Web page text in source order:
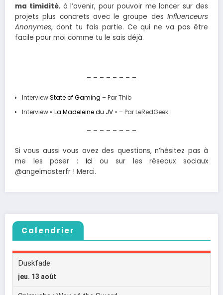
ma timidité, à l’avenir, pour pouvoir me lancer sur des
projets plus concrets avec le groupe des Influenceurs
Anonymes, dont tu fais partie. Ce qui ne va pas être
facile pour moi comme tu le sais déjà.
– – – – – – – –
InterviewState of Gaming – Par Thib
Interview « La Madeleine du JV» – Par LeRedGeek
– – – – – – – –
Si vous aussi vous avez des questions, n’hésitez pas à
me les poser : Ici ou sur les réseaux sociaux
@angelmasterfr ! Merci.
Calendrier